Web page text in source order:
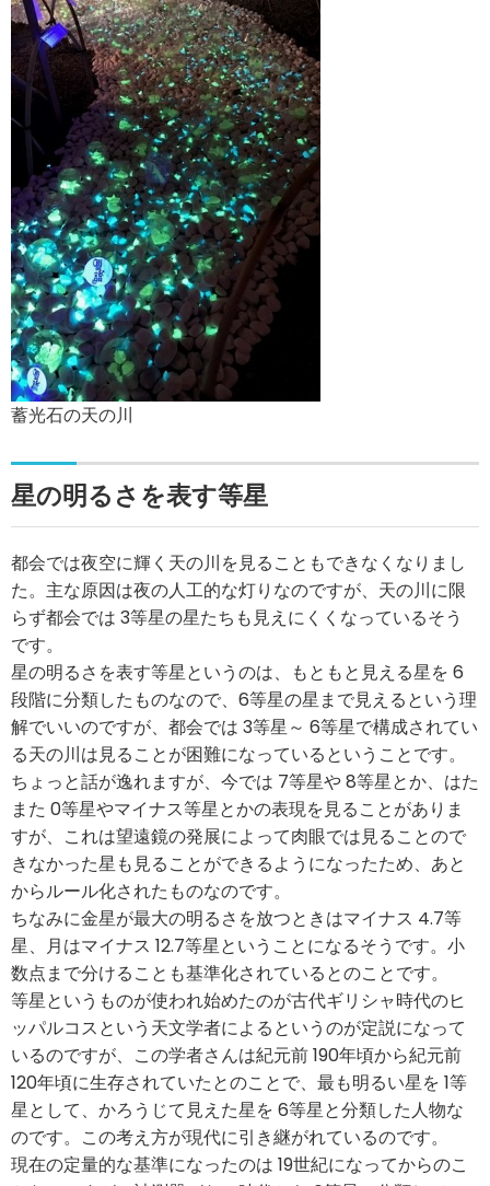
蓄光石の天の川
星の明るさを表す等星
都会では夜空に輝く天の川を見ることもできなくなりまし
た。主な原因は夜の人工的な灯りなのですが、天の川に限
らず都会では 3等星の星たちも見えにくくなっているそう
です。
星の明るさを表す等星というのは、もともと見える星を 6
段階に分類したものなので、6等星の星まで見えるという理
解でいいのですが、都会では 3等星～ 6等星で構成されてい
る天の川は見ることが困難になっているということです。
ちょっと話が逸れますが、今では 7等星や 8等星とか、はた
また 0等星やマイナス等星とかの表現を見ることがありま
すが、これは望遠鏡の発展によって肉眼では見ることので
きなかった星も見ることができるようになったため、あと
からルール化されたものなのです。
ちなみに金星が最大の明るさを放つときはマイナス 4.7等
星、月はマイナス 12.7等星ということになるそうです。小
数点まで分けることも基準化されているとのことです。
等星というものが使われ始めたのが古代ギリシャ時代のヒ
ッパルコスという天文学者によるというのが定説になって
いるのですが、この学者さんは紀元前 190年頃から紀元前
120年頃に生存されていたとのことで、最も明るい星を 1等
星として、かろうじて見えた星を 6等星と分類した人物な
のです。この考え方が現代に引き継がれているのです。
現在の定量的な基準になったのは 19世紀になってからのこ